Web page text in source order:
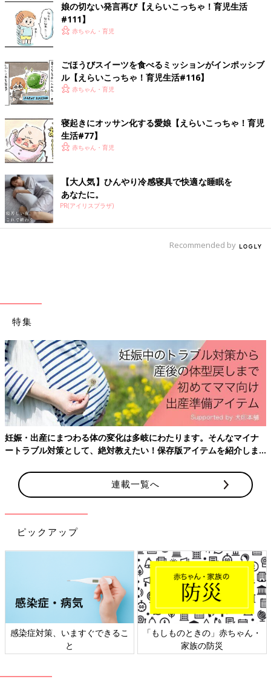
子どもの時は、しょっちゅうなっていた記憶があるのですが。
(´▽｀)
しゃっくりを止める時は、誰かに驚かしてもらっていましたが、
めっちゃ驚いた上に止まらなかった時は、
「驚き損だ～～！！」と思っていました。(笑)
ちなみに一番効果があるのは、極限まで息を吸い込んで、極限ま
で息を吐き切るのを繰り返す方法だと思っています。
しかしこれもなかなかしんどいので、もっと楽に止められる方法
があれば、
ぜひご一報頂きたいです。
【まつざきしおり】
瀬戸内海の小さな島、直島に移住。
インスタグラムにて、そんな娘とのゆるい日々を漫画で公開中。
「こめにゃん」
◆コミックエッセイ
「直島古民家シェア暮らし」(KADOKAWA)
「3才児みーたんは容赦しない」(KADOKAWA）
発売中♪
癒しのげっぷ【えらいこっちゃ！育児生
活#60】
【まつざきしおり】 瀬戸内海の小さな島、直島
ーたんを子育て中。
■新着マンガをお知らせ！たまひよONLINEインスタグラム
（@tamahiyo_online）
らいこっちゃ！育児
一覧
寝起きにオッサン化す
る愛娘【えらいこっち
ゃ！育児生活#77】
娘の切ない発言再び【えらいこっちゃ！育児生活
#111】
赤ちゃん・育児
ごほうびスイーツを食べるミッションがインポッシブ
ル【えらいこっちゃ！育児生活#116】
赤ちゃん・育児
寝起きにオッサン化する愛娘【えらいこっちゃ！育児
生活#77】
赤ちゃん・育児
【大人気】ひんやり冷感寝具で快適な睡眠を
あなたに。
PR(アイリスプラザ)
Recommended by
特集
妊娠・出産にまつわる体の変化は多岐にわたります。そんなマイナ
ートラブル対策として、絶対教えたい！保存版アイテムを紹介しま
連載一覧へ
ピックアップ
感染症対策、いますぐできるこ
と
「もしものときの」赤ちゃん・
家族の防災